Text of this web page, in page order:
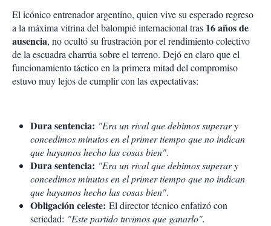
El icónico entrenador argentino, quien vive su esperado regreso
a la máxima vitrina del balompié internacional tras 16 años de
ausencia, no ocultó su frustración por el rendimiento colectivo
de la escuadra charrúa sobre el terreno. Dejó en claro que el
funcionamiento táctico en la primera mitad del compromiso
estuvo muy lejos de cumplir con las expectativas:
Dura sentencia: "Era un rival que debimos superar y
concedimos minutos en el primer tiempo que no indican
que hayamos hecho las cosas bien".
Dura sentencia: "Era un rival que debimos superar y
concedimos minutos en el primer tiempo que no indican
que hayamos hecho las cosas bien".
Obligación celeste: El director técnico enfatizó con
seriedad: "Este partido tuvimos que ganarlo".